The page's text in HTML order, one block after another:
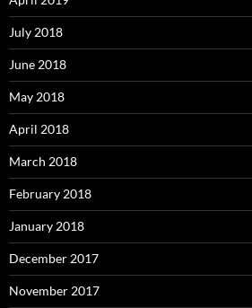
July 2018
June 2018
May 2018
April 2018
March 2018
February 2018
January 2018
December 2017
November 2017